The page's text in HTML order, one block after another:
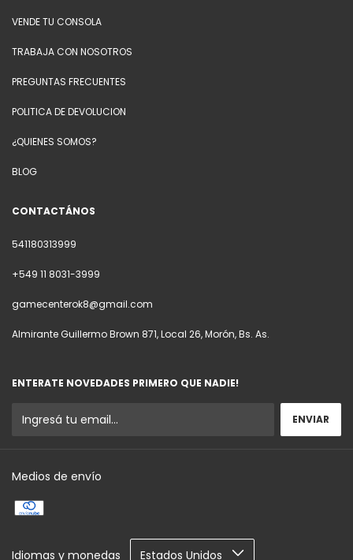
VENDE TU CONSOLA
TRABAJA CON NOSOTROS
PREGUNTAS FRECUENTES
POLITICA DE DEVOLUCION
¿QUIENES SOMOS?
BLOG
CONTACTÁNOS
541180313999
+549 11 8031-3999
gamecenterok8@gmail.com
Almirante Guillermo Brown 871, Local 26, Morón, Bs. As.
ENTERATE NOVEDADES PRIMERO QUE NADIE!
Medios de envío
Idiomas y monedas